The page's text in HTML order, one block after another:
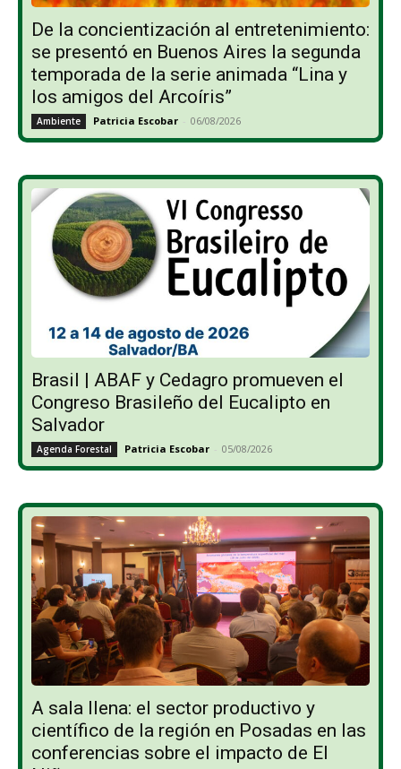
De la concientización al entretenimiento:
se presentó en Buenos Aires la segunda
temporada de la serie animada “Lina y
los amigos del Arcoíris”
Ambiente Patricia Escobar - 06/08/2026
Brasil | ABAF y Cedagro promueven el
Congreso Brasileño del Eucalipto en
Salvador
Agenda Forestal Patricia Escobar - 05/08/2026
A sala llena: el sector productivo y
científico de la región en Posadas en las
conferencias sobre el impacto de El